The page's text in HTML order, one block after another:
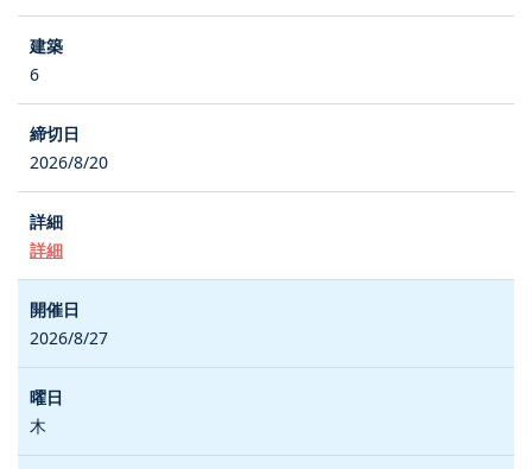
6
2026/8/20
詳細
2026/8/27
木